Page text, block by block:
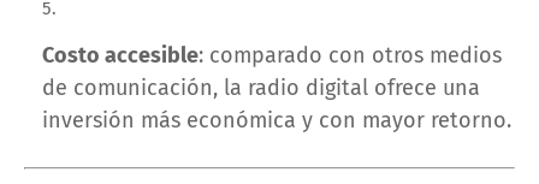
Costo accesible: comparado con otros medios
de comunicación, la radio digital ofrece una
inversión más económica y con mayor retorno.